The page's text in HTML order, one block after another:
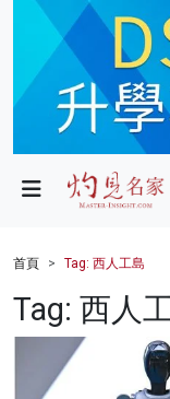
政局
財經
健康
商業
首頁 Tag: 西人工島
Tag: 西人